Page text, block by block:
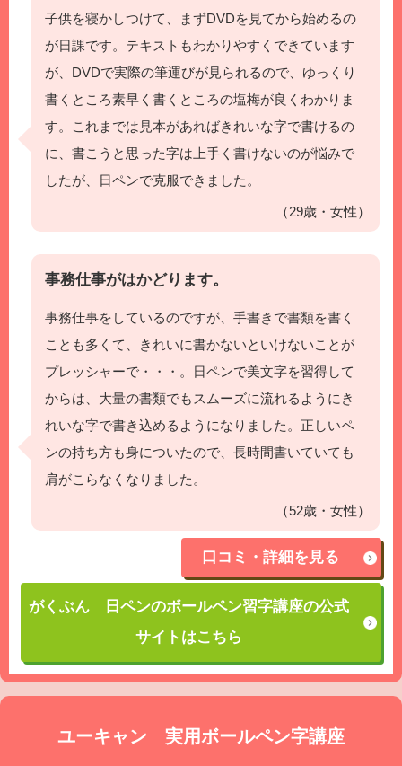
子供を寝かしつけて、まずDVDを見てから始めるの
が日課です。テキストもわかりやすくできています
が、DVDで実際の筆運びが見られるので、ゆっくり
書くところ素早く書くところの塩梅が良くわかりま
す。これまでは見本があればきれいな字で書けるの
に、書こうと思った字は上手く書けないのが悩みで
したが、日ペンで克服できました。
（29歳・女性）
事務仕事がはかどります。
事務仕事をしているのですが、手書きで書類を書く
ことも多くて、きれいに書かないといけないことが
プレッシャーで・・・。日ペンで美文字を習得して
からは、大量の書類でもスムーズに流れるようにき
れいな字で書き込めるようになりました。正しいペ
ンの持ち方も身についたので、長時間書いていても
肩がこらなくなりました。
（52歳・女性）
口コミ・詳細を見る
がくぶん 日ペンのボールペン習字講座の公式
サイトはこちら
ユーキャン 実用ボールペン字講座